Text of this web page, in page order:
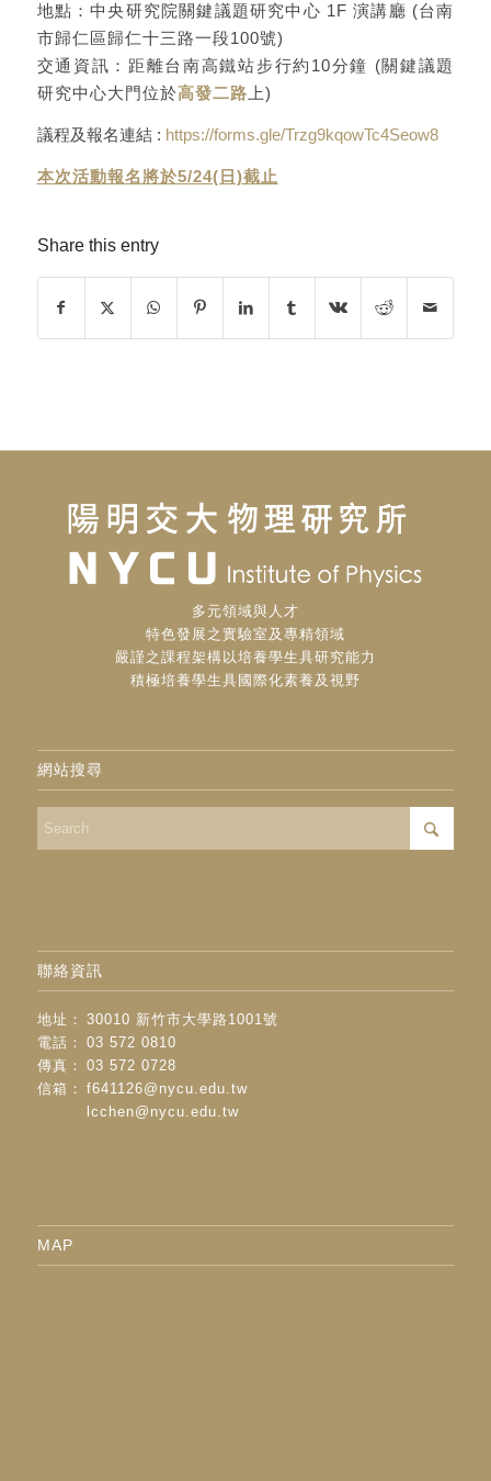
地點：中央研究院關鍵議題研究中心 1F 演講廳 (台南
市歸仁區歸仁十三路一段100號)
交通資訊：距離台南高鐵站步行約10分鐘 (關鍵議題
研究中心大門位於高發二路 上)
議程及報名連結 : https://forms.gle/Trzg9kqowTc4Seow8
本次活動報名將於5/24(日)截止
Share this entry
多元領域與人才
特色發展之實驗室及專精領域
嚴謹之課程架構以培養學生具研究能力
積極培養學生具國際化素養及視野
網站搜尋
聯絡資訊
地址：
30010 新竹市大學路1001號
電話：
03 572 0810
傳真：
03 572 0728
信箱：
f641126@nycu.edu.tw
lcchen@nycu.edu.tw
MAP